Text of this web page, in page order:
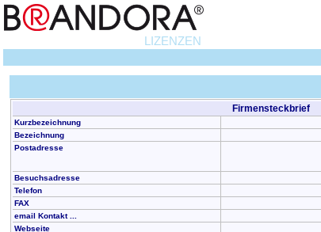
LIZENZEN
Firmensteckbrief
Kurzbezeichnung
Bezeichnung
Postadresse
Besuchsadresse
Telefon
FAX
email Kontakt ...
Webseite